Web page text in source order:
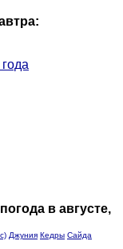
в августе,
Джуния Кедры Сайда